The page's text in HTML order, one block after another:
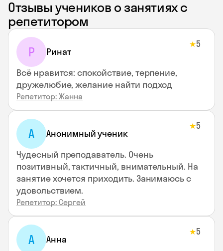
Отзывы учеников о занятиях с
репетитором
Р Ринат
★5
Всё нравится: спокойствие, терпение,
дружелюбие, желание найти подход
Репетитор: Жанна
А Анонимный ученик
★5
Чудесный преподаватель. Очень
позитивный, тактичный, внимательный. На
занятие хочется приходить. Занимаюсь с
удовольствием.
Репетитор: Сергей
А Анна
★5